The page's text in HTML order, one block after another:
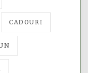
CADOURI